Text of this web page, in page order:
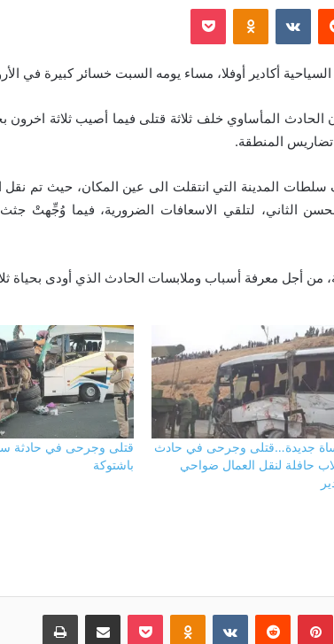
Odnoklassniki
بوكيت
أكادير أوفلا، مساء يومه السبت خسائر كبيرة في
موثوقة لجريدة جديد24، فإن الحادث المأساوي خلف ثلاثة قتلى فيما أصيب ثلاثة
المنطقة.
المدينة التي انتقلت الى عين المكان، حيث تم نقل
الثاني، لتلقي الاسعافات الضرورية، فيما وُجِّهتْ جثث
من أجل معرفة أسباب وملابسات الحادث الذي أودى بحياة
جديدة…قتلى وجرحى في حادث
حافلة لنقل العمال ضواحي
قتلى وجرحى في حادثة
باشتوكة
بينتيريست Odnoklassniki
بوكيت مشاركة عبر البريد طباعة